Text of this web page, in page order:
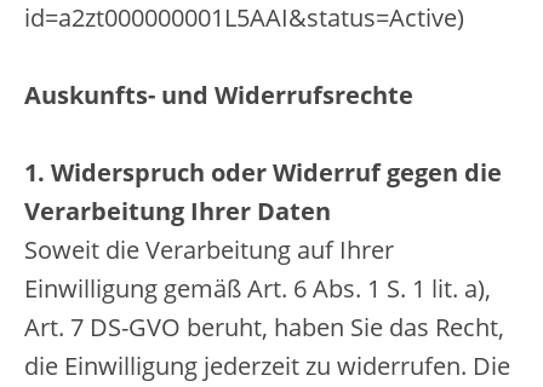
id=a2zt000000001L5AAI&status=Active)
Auskunfts- und Widerrufsrechte
1. Widerspruch oder Widerruf gegen die
Verarbeitung Ihrer Daten
Soweit die Verarbeitung auf Ihrer
Einwilligung gemäß Art. 6 Abs. 1 S. 1 lit. a),
Art. 7 DS-GVO beruht, haben Sie das Recht,
die Einwilligung jederzeit zu widerrufen. Die